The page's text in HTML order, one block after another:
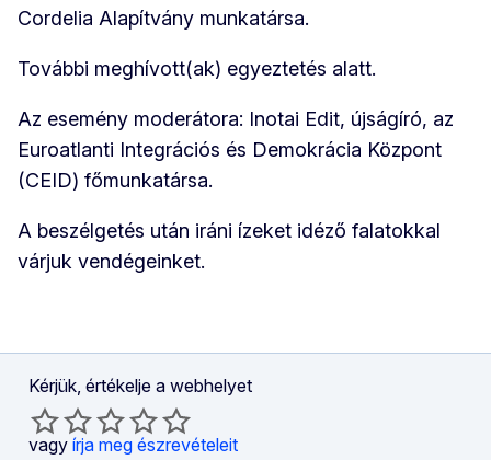
Cordelia Alapítvány munkatársa.
További meghívott(ak) egyeztetés alatt.
Az esemény moderátora: Inotai Edit, újságíró, az
Euroatlanti Integrációs és Demokrácia Központ
(CEID) főmunkatársa.
A beszélgetés után iráni ízeket idéző falatokkal
várjuk vendégeinket.
Kérjük, értékelje a webhelyet
vagy írja meg észrevételeit